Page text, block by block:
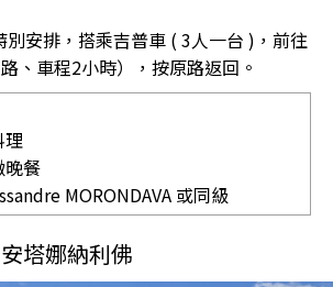
別安排，搭乘吉普車 ( 3人一台 )，前往
、車程2小時），按原路返回。
理
晚餐
MORONDAVA 或同級
塔娜納利佛